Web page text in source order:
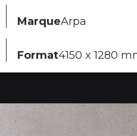
MarqueArpa
Format4150 x 1280